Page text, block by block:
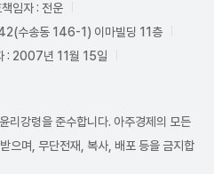
임자 : 전운
수송동 146-1) 이마빌딩 11층
: 2007년 11월 15일
리강령을 준수합니다. 아주경제의 모든
으며, 무단전재, 복사, 배포 등을 금지합